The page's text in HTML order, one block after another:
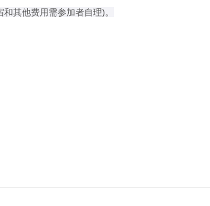
其他费用需参加者自理)。